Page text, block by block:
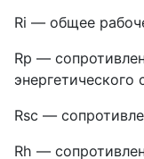
Ri — общее
Rp —
энергетического
Rsc —
Rh —